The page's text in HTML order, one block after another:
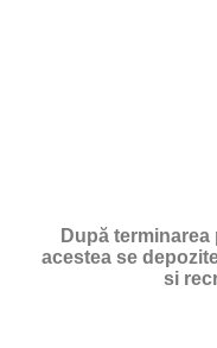
După
acestea se
si